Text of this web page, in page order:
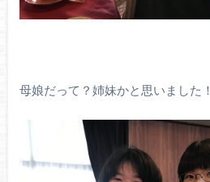
母娘だって？姉妹かと思いました！